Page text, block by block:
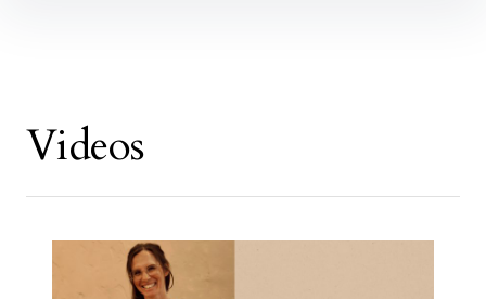
Videos